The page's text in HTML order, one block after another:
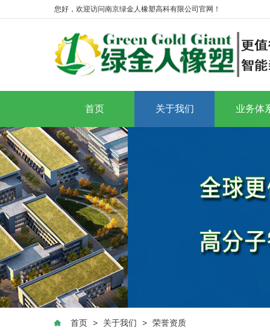
您好，欢迎访问南京绿金人橡塑高科有限公司官网！
首页 关于我们 业务体
首页 > 关于我们 > 荣誉资质